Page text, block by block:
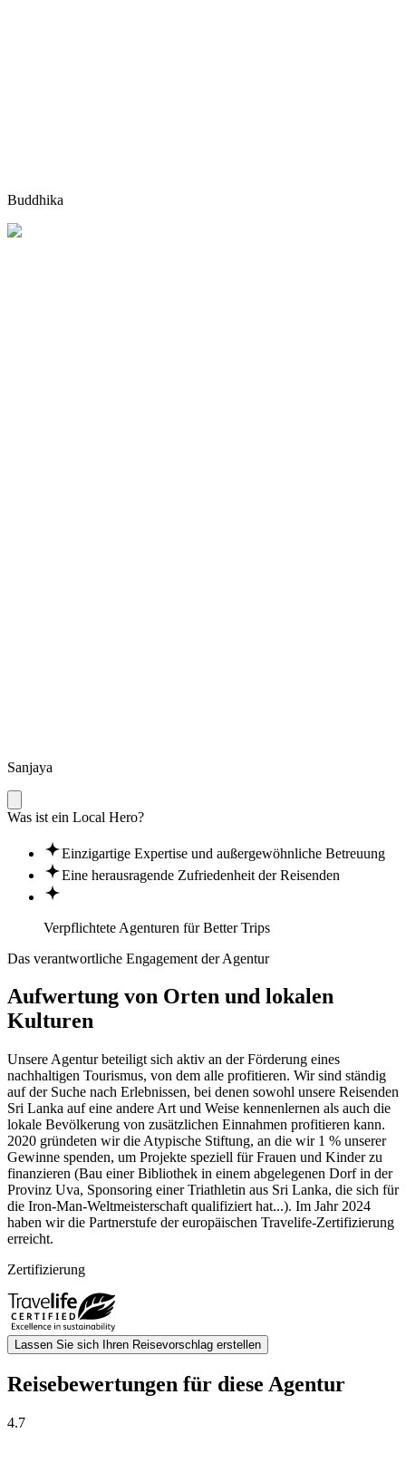
Buddhika
Sanjaya
Was ist ein Local Hero?
Einzigartige Expertise und außergewöhnliche Betreuung
Eine herausragende Zufriedenheit der Reisenden
Verpflichtete Agenturen fürBetter Trips
Das verantwortliche Engagement der Agentur
Aufwertung von Orten und lokalen
Kulturen
Unsere Agentur beteiligt sich aktiv an der Förderung eines
nachhaltigen Tourismus, von dem alle profitieren. Wir sind ständig
auf der Suche nach Erlebnissen, bei denen sowohl unsere Reisenden
Sri Lanka auf eine andere Art und Weise kennenlernen als auch die
lokale Bevölkerung von zusätzlichen Einnahmen profitieren kann.
2020 gründeten wir die Atypische Stiftung, an die wir 1 % unserer
Gewinne spenden, um Projekte speziell für Frauen und Kinder zu
finanzieren (Bau einer Bibliothek in einem abgelegenen Dorf in der
Provinz Uva, Sponsoring einer Triathletin aus Sri Lanka, die sich für
die Iron-Man-Weltmeisterschaft qualifiziert hat...). Im Jahr 2024
haben wir die Partnerstufe der europäischen Travelife-Zertifizierung
erreicht.
Zertifizierung
Lassen Sie sich Ihren Reisevorschlag erstellen
Reisebewertungen für diese Agentur
4.7